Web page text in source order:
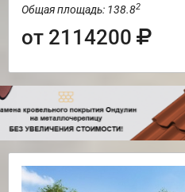
Общая площадь: 138.82
от 2114200